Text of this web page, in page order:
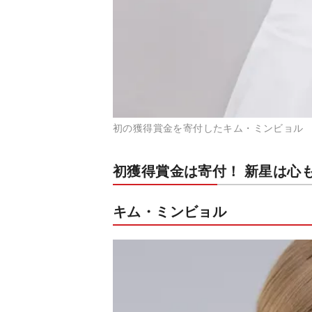
初の獲得賞金を寄付したキム・ミンビョル
初獲得賞金は寄付！ 新星は心
キム・ミンビョル